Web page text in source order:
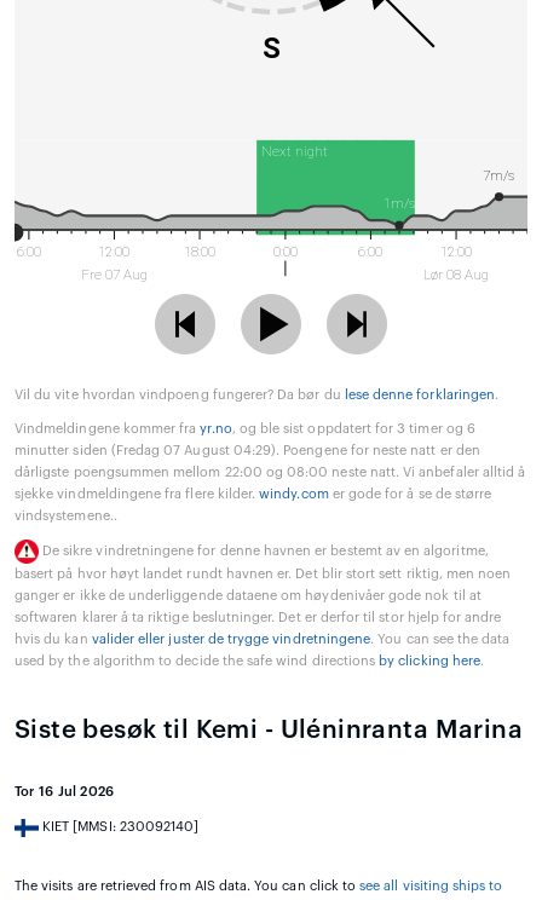
S
Next night
6:00
12:00
Fre 07 Aug
18:00 0:00 6:00
12:00
Lør 08 Aug
7m/s
1m/s
Vil du vite hvordan vindpoeng fungerer? Da bør du lese denne forklaringen.
Vindmeldingene kommer frayr.no, og ble sist oppdatert for 3 timer og 6
minutter siden (Fredag 07 August 04:29). Poengene for neste natt er den
dårligste poengsummen mellom 22:00 og 08:00 neste natt. Vi anbefaler alltid å
sjekke vindmeldingene fra flere kilder.windy.comer gode for å se de større
vindsystemene..
De sikre vindretningene for denne havnen er bestemt av en algoritme,
basert på hvor høyt landet rundt havnen er. Det blir stort sett riktig, men noen
ganger er ikke de underliggende dataene om høydenivåer gode nok til at
softwaren klarer å ta riktige beslutninger. Det er derfor til stor hjelp for andre
hvis du kan valider eller juster de trygge vindretningene. You can see the data
used by the algorithm to decide the safe wind directions by clicking here.
Siste besøk til Kemi - Uléninranta Marina
Tor 16 Jul 2026
KIET [MMSI: 230092140]
The visits are retrieved from AIS data. You can click tosee all visiting ships to